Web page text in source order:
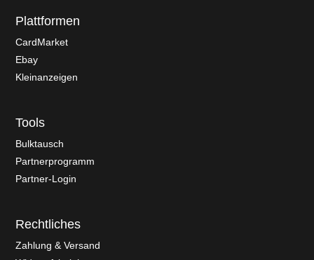
Plattformen
CardMarket
Ebay
Kleinanzeigen
Tools
Bulktausch
Partnerprogramm
Partner-Login
Rechtliches
Zahlung & Versand